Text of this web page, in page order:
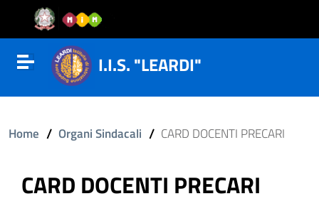
Vai al contenuto
Vail al menu di navigazione
Vai al footer
Attiva disattiva la navigazione
I.I.S. "LEARDI"
Home / Organi Sindacali / CARD DOCENTI PRECARI
CARD DOCENTI PRECARI